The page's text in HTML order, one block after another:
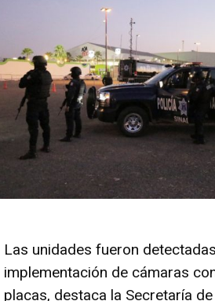
Las unidades fueron
implementación de cámaras
placas, destaca la Secretaría